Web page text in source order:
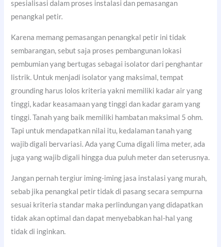
spesialisasi dalam proses instalasi dan pemasangan
penangkal petir.
Karena memang pemasangan penangkal petir ini tidak
sembarangan, sebut saja proses pembangunan lokasi
pembumian yang bertugas sebagai isolator dari penghantar
listrik. Untuk menjadi isolator yang maksimal, tempat
grounding harus lolos kriteria yakni memiliki kadar air yang
tinggi, kadar keasamaan yang tinggi dan kadar garam yang
tinggi. Tanah yang baik memiliki hambatan maksimal 5 ohm.
Tapi untuk mendapatkan nilai itu, kedalaman tanah yang
wajib digali bervariasi. Ada yang Cuma digali lima meter, ada
juga yang wajib digali hingga dua puluh meter dan seterusnya.
Jangan pernah tergiur iming-iming jasa instalasi yang murah,
sebab jika penangkal petir tidak di pasang secara sempurna
sesuai kriteria standar maka perlindungan yang didapatkan
tidak akan optimal dan dapat menyebabkan hal-hal yang
tidak di inginkan.